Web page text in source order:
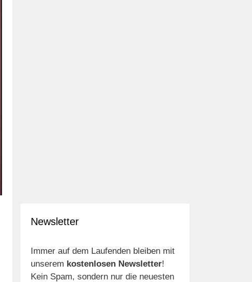
Newsletter
Immer auf dem Laufenden bleiben mit
unserem kostenlosen Newsletter!
Kein Spam, sondern nur die neuesten